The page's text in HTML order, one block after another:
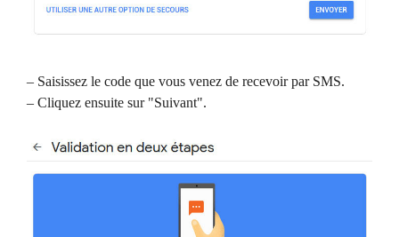
– Saisissez le code que vous venez de recevoir par SMS.
– Cliquez ensuite sur "Suivant".